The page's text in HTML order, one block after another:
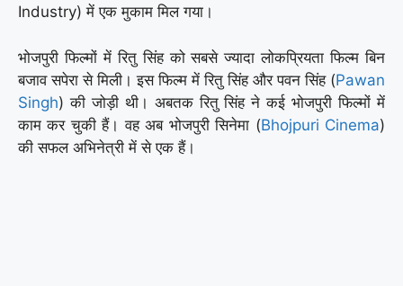
Industry) में एक मुकाम मिल गया।
भोजपुरी फिल्मों में रितु सिंह को सबसे ज्यादा लोकप्रियता फिल्म बिन
बजाव सपेरा से मिली। इस फिल्म में रितु सिंह और पवन सिंह (Pawan
Singh) की जोड़ी थी। अबतक रितु सिंह ने कई भोजपुरी फिल्मों में
काम कर चुकी हैं। वह अब भोजपुरी सिनेमा (Bhojpuri Cinema)
की सफल अभिनेत्री में से एक हैं।